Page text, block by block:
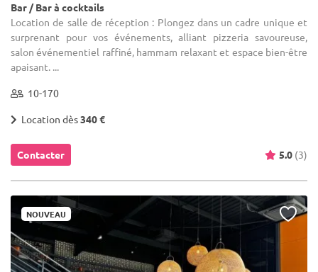
Bar / Bar à cocktails
Location de salle de réception : Plongez dans un cadre unique et
surprenant pour vos événements, alliant pizzeria savoureuse,
salon événementiel raffiné, hammam relaxant et espace bien-être
apaisant. ...
10-170
Location dès340 €
Contacter 5.0 (3)
NOUVEAU